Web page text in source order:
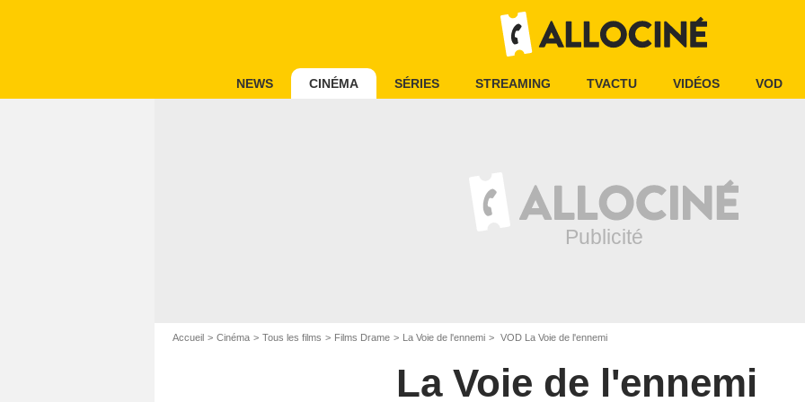
NEWS CINÉMA SÉRIES STREAMING TVACTU VIDÉOS VOD
Accueil Cinéma Tous les films Films Drame La Voie de l'ennemi VOD La Voie de l'ennemi
La Voie de l'ennemi